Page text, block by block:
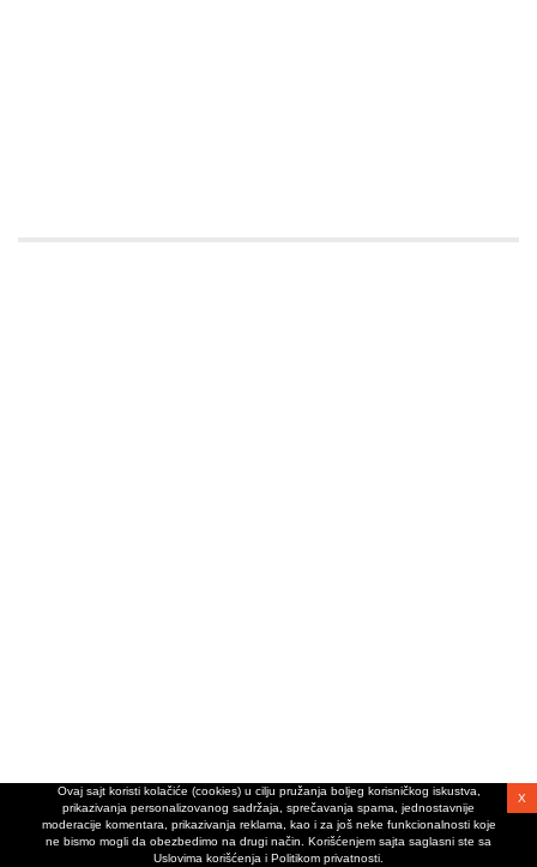
Ovaj sajt koristi kolačiće (cookies) u cilju pružanja boljeg korisničkog iskustva,
prikazivanja personalizovanog sadržaja, sprečavanja spama, jednostavnije
moderacije komentara, prikazivanja reklama, kao i za još neke funkcionalnosti koje
ne bismo mogli da obezbedimo na drugi način. Korišćenjem sajta saglasni ste sa
Uslovima korišćenja i Politikom privatnosti.
X